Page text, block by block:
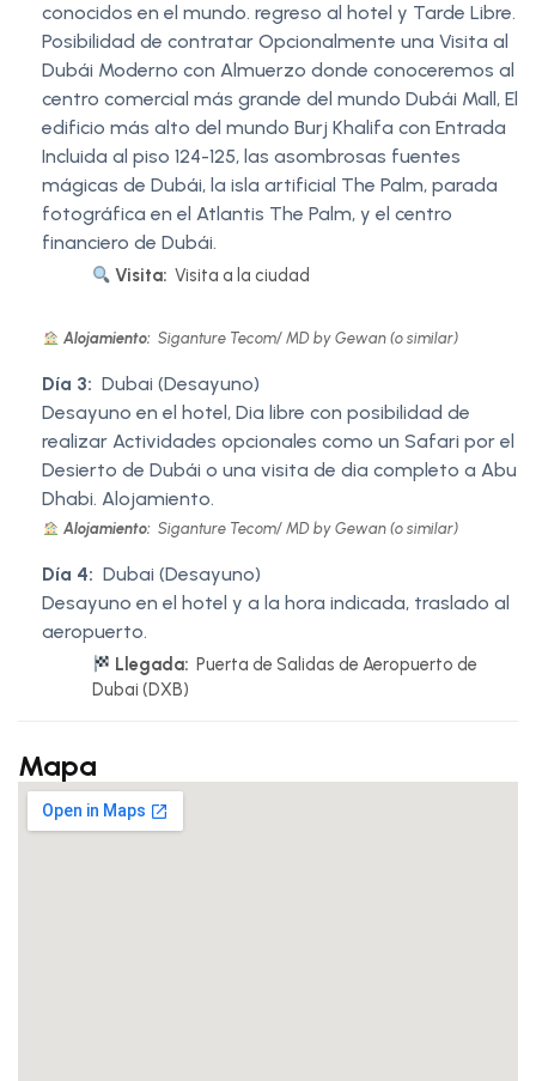
conocidos en el mundo. regreso al hotel y Tarde Libre.
Posibilidad de contratar Opcionalmente una Visita al
Dubái Moderno con Almuerzo donde conoceremos al
centro comercial más grande del mundo Dubái Mall, El
edificio más alto del mundo Burj Khalifa con Entrada
Incluida al piso 124-125, las asombrosas fuentes
mágicas de Dubái, la isla artificial The Palm, parada
fotográfica en el Atlantis The Palm, y el centro
financiero de Dubái.
Visita: Visita a la ciudad
Alojamiento: Siganture Tecom/ MD by Gewan (o similar)
Día 3: Dubai (Desayuno)
Desayuno en el hotel, Dia libre con posibilidad de
realizar Actividades opcionales como un Safari por el
Desierto de Dubái o una visita de dia completo a Abu
Dhabi. Alojamiento.
Alojamiento: Siganture Tecom/ MD by Gewan (o similar)
Día 4: Dubai (Desayuno)
Desayuno en el hotel y a la hora indicada, traslado al
aeropuerto.
Llegada: Puerta de Salidas de Aeropuerto de
Dubai (DXB)
Mapa